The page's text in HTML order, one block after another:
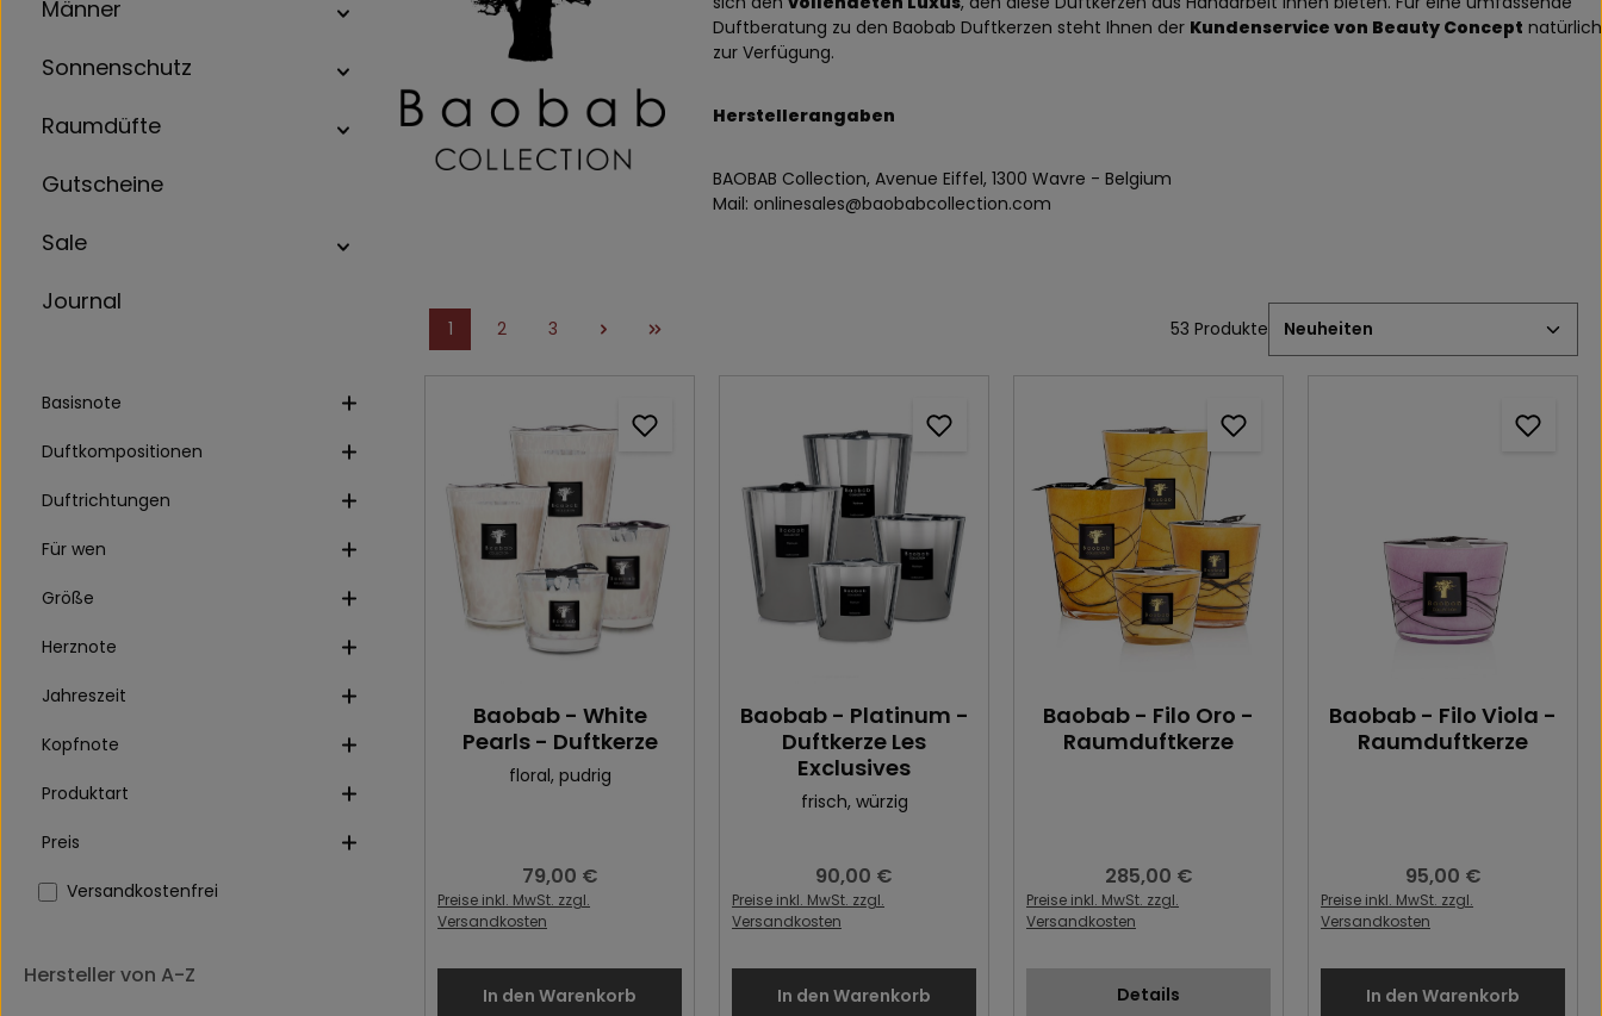
Männer
Sonnenschutz
Raumdüfte
Gutscheine
Sale
Journal
Basisnote
Duftkompositionen
Duftrichtungen
Für wen
Größe
Herznote
Jahreszeit
Kopfnote
Produktart
Preis
Filter hinzufügen: Versandkostenfrei
Versandkostenfrei
Hersteller von A-Z
Duftberatung zu den Baobab Duftkerzen steht Ihnen der Kundenservice von Beauty Concept natürlich
zur Verfügung.
Herstellerangaben
BAOBAB Collection, Avenue Eiffel, 1300 Wavre - Belgium
Mail: onlinesales@baobabcollection.com
Seite
1 Seite
2 Seite
3 53 Produkte
Baobab - White
Pearls - Duftkerze
floral, pudrig
Regulärer Preis:
79,00 €
Preise inkl. MwSt. zzgl.
Versandkosten
In den Warenkorb
Baobab - Platinum -
Duftkerze Les
Exclusives
frisch, würzig
Regulärer Preis:
90,00 €
Preise inkl. MwSt. zzgl.
Versandkosten
In den Warenkorb
Baobab - Filo Oro -
Raumduftkerze
Regulärer Preis:
285,00 €
Preise inkl. MwSt. zzgl.
Versandkosten
Details
Baobab - Filo Viola -
Raumduftkerze
Regulärer Preis:
95,00 €
Preise inkl. MwSt. zzgl.
Versandkosten
In den Warenkorb